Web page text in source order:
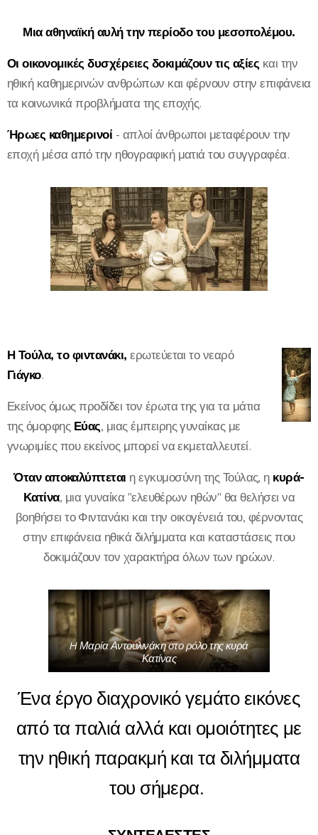
Μια αθηναϊκή αυλή την περίοδο του μεσοπολέμου.
Οι οικονομικές δυσχέρειες δοκιμάζουν τις αξίες και την
ηθική καθημερινών ανθρώπων και φέρνουν στην επιφάνεια
τα κοινωνικά προβλήματα της εποχής.
Ήρωες καθημερινοί - απλοί άνθρωποι μεταφέρουν την
εποχή μέσα από την ηθογραφική ματιά του συγγραφέα.
Η Τούλα, το φιντανάκι, ερωτεύεται το νεαρό
Γιάγκο.
Εκείνος όμως προδίδει τον έρωτα της για τα μάτια
της όμορφης Εύας, μιας έμπειρης γυναίκας με
γνωριμίες που εκείνος μπορεί να εκμεταλλευτεί.
Όταν αποκαλύπτεται η εγκυμοσύνη της Τούλας, η κυρά-
Κατίνα, μια γυναίκα "ελευθέρων ηθών" θα θελήσει να
βοηθήσει το Φιντανάκι και την οικογένειά του, φέρνοντας
στην επιφάνεια ηθικά διλήμματα και καταστάσεις που
δοκιμάζουν τον χαρακτήρα όλων των ηρώων.
H Μαρία Αντουλινάκη στο ρόλο της κυρά
Κατίνας
Ένα έργο διαχρονικό γεμάτο εικόνες
από τα παλιά αλλά και ομοιότητες με
την ηθική παρακμή και τα διλήμματα
του σήμερα.